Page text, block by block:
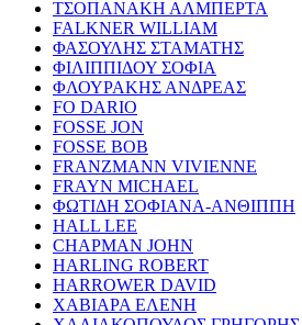
ΤΣΟΠΑΝΑΚΗ ΑΛΜΠΕΡΤΑ
FALKNER WILLIAM
ΦΑΣΟΥΛΗΣ ΣΤΑΜΑΤΗΣ
ΦΙΛΙΠΠΙΔΟΥ ΣΟΦΙΑ
ΦΛΟΥΡΑΚΗΣ ΑΝΔΡΕΑΣ
FO DARIO
FOSSE JON
FOSSE BOB
FRANZMANN VIVIENNE
FRAYN MICHAEL
ΦΩΤΙΔΗ ΣΟΦΙΑΝΑ-ΑΝΘΙΠΠΗ
HALL LEE
CHAPMAN JOHN
HARLING ROBERT
HARROWER DAVID
ΧΑΒΙΑΡΑ ΕΛΕΝΗ